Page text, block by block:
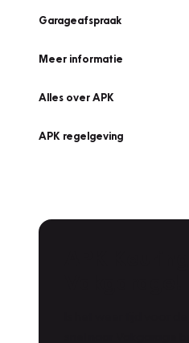
Garageafspraak
Meer informatie
Alles over APK
APK regelgeving